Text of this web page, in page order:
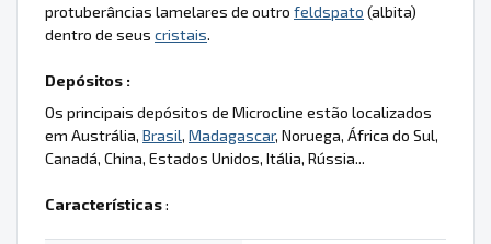
protuberâncias lamelares de outro feldspato (albita)
dentro de seus cristais.
Depósitos :
Os principais depósitos de Microcline estão localizados
em Austrália, Brasil, Madagascar, Noruega, África do Sul,
Canadá, China, Estados Unidos, Itália, Rússia...
Características: